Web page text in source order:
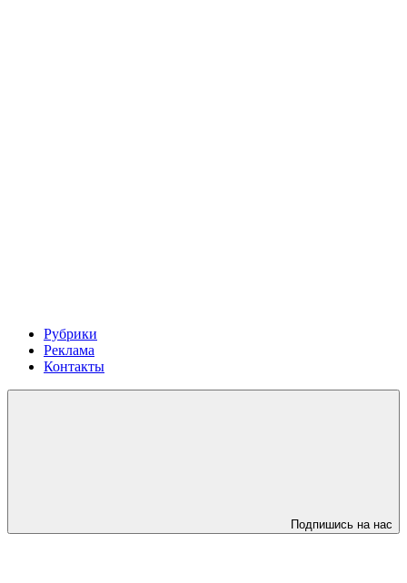
Рубрики
Реклама
Контакты
Подпишись на нас